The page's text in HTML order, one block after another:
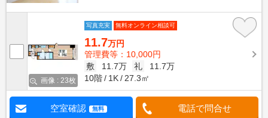
画像 : 23枚
写真充実 無料オンライン相談可
11.7万円
管理費等：10,000円
敷
11.7万 礼
11.7万
10階
1K 27.3㎡
空室確認 無料 電話で問合せ